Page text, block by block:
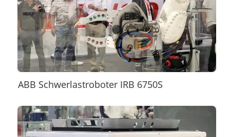
ABB Schwerlastroboter IRB 6750S